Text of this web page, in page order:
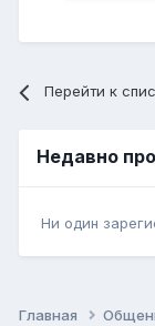
Перейти к
Недавно
Ни один
Главная